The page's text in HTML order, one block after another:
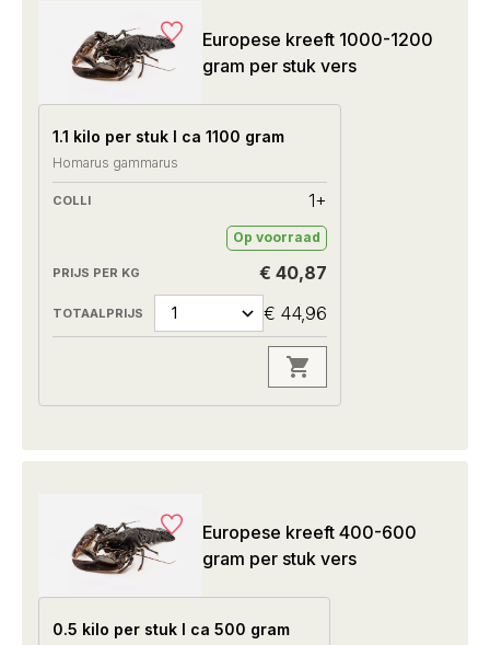
Europese kreeft 1000-1200
gram per stuk vers
1.1 kilo per stuk I ca 1100 gram
Homarus gammarus
1+
Op voorraad
€ 40,87
€ 44,96
Europese kreeft 400-600
gram per stuk vers
0.5 kilo per stuk I ca 500 gram